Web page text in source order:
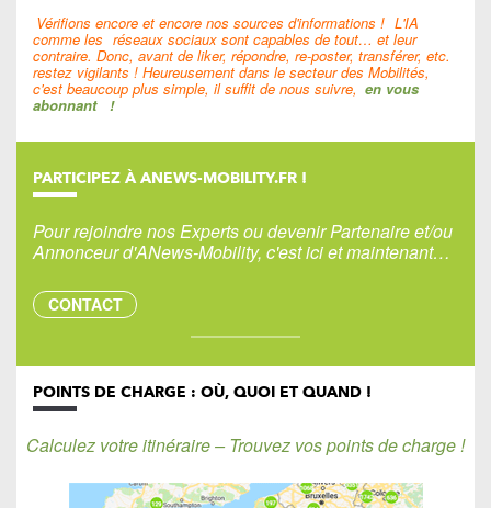
Vérifions encore et encore nos sources d'informations ! L'IA
comme les réseaux sociaux sont capables de tout… et leur
contraire. Donc, avant de liker, répondre, re-poster, transférer, etc.
restez vigilants ! Heureusement dans le secteur des Mobilités,
c'est beaucoup plus simple, il suffit de nous suivre, en vous
abonnant !
PARTICIPEZ À ANEWS-MOBILITY.FR !
Pour rejoindre nos Experts ou devenir Partenaire et/ou
Annonceur d'ANews-Mobility, c'est ici et maintenant…
CONTACT
POINTS DE CHARGE : OÙ, QUOI ET QUAND !
Calculez votre itinéraire – Trouvez vos points de charge !